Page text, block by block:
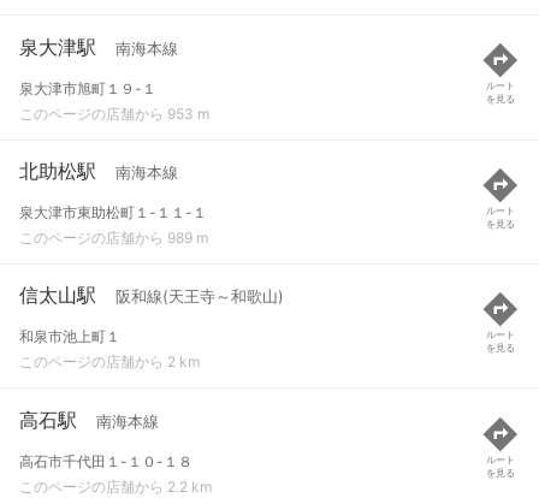
泉大津駅 南海本線
泉大津市旭町１９-１
このページの店舗から 953 m
ルート
を見る
北助松駅 南海本線
泉大津市東助松町１-１１-１
このページの店舗から 989 m
ルート
を見る
信太山駅 阪和線(天王寺～和歌山)
和泉市池上町１
このページの店舗から 2 km
ルート
を見る
高石駅 南海本線
高石市千代田１-１０-１８
このページの店舗から 2.2 km
ルート
を見る